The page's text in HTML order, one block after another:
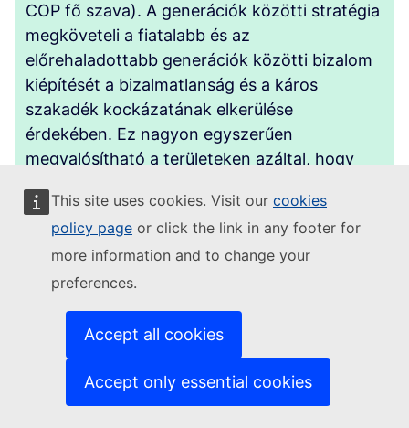
This site uses cookies. Visit our cookies
policy page or click the link in any footer for
more information and to change your
preferences.
Accept all cookies
Accept only essential cookies
COP fő szava). A generációk közötti stratégia
megköveteli a fiatalabb és az
előrehaladottabb generációk közötti bizalom
kiépítését a bizalmatlanság és a káros
szakadék kockázatának elkerülése
érdekében. Ez nagyon egyszerűen
megvalósítható a területeken azáltal, hogy
régiek készségeit, tapasztalataikat, know-
how-jukat, másrészt az új generációk
készségeit, energiájukat, digitális agilitásukat.
Együttesen, a helyi hatóságokkal és az
oktatási intézményekkel együttműködve
olyan projekteket hozhatnak létre és
irányíthatnak, amelyek hozzájárulnak a
területi rezilienciához és a társadalmi
kohézióhoz. E projektek némelyike